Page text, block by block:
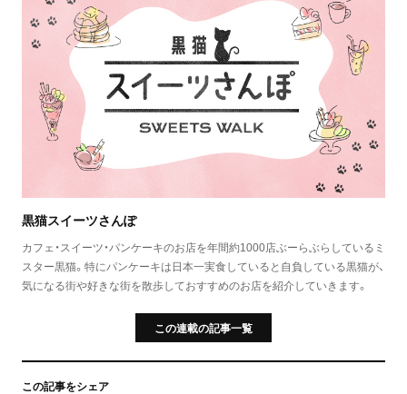
黒猫スイーツさんぽ
カフェ・スイーツ・パンケーキのお店を年間約1000店ぶーらぶらしているミ
スター黒猫。特にパンケーキは日本一実食していると自負している黒猫が、
気になる街や好きな街を散歩しておすすめのお店を紹介していきます。
この連載の記事一覧
この記事をシェア